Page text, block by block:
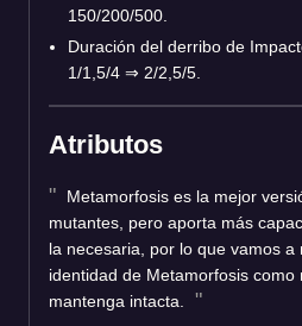
150/200/500.
Duración del derribo de
1/1,5/4 ⇒ 2/2,5/5.
Atributos
Metamorfosis es la mejor
mutantes, pero aporta más
la necesaria, por lo que vamos a
identidad de Metamorfosis como
mantenga intacta.